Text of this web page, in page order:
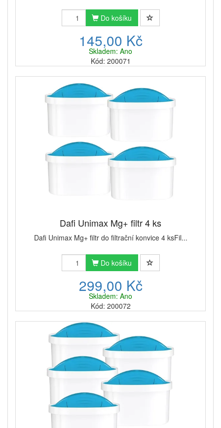
Do košíku
145,00 Kč
Skladem: Ano
Kód: 200071
Dafi Unimax Mg+ filtr 4 ks
Dafi Unimax Mg+ filtr do filtrační konvice 4 ksFil...
Do košíku
299,00 Kč
Skladem: Ano
Kód: 200072